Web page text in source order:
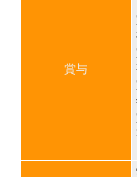
賞与